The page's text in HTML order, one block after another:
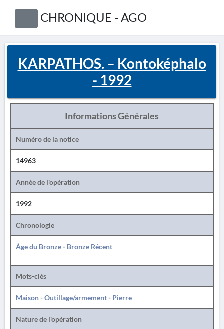
CHRONIQUE - AGO
KARPATHOS. – Kontoképhalo
- 1992
Informations Générales
Numéro de la notice
14963
Année de l'opération
1992
Chronologie
Âge du Bronze- Bronze Récent
Mots-clés
Maison-Outillage/armement- Pierre
Nature de l'opération